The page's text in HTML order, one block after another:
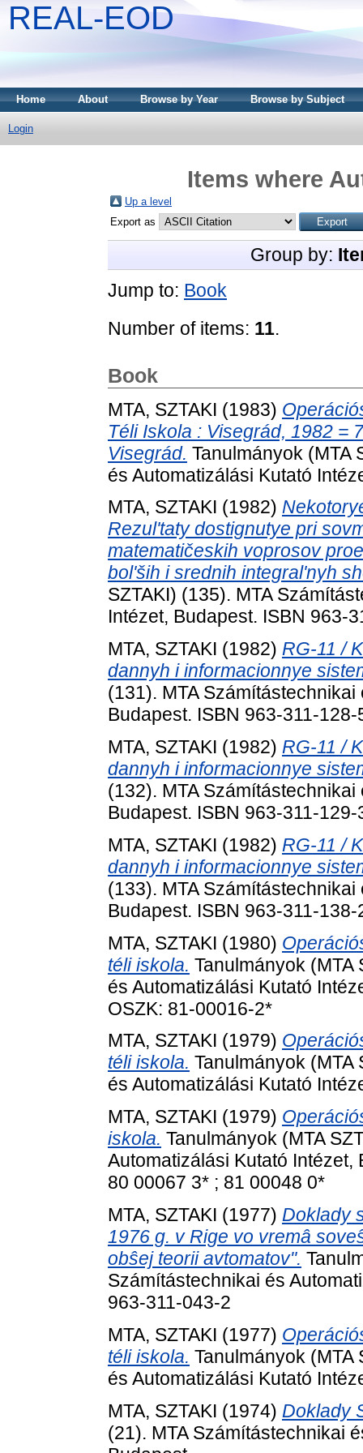
REAL-EOD
Home About Browse by Year Browse by Subject
Login
Items where
Up a level
Export as
Group by:
Jump to: Book
Number of items: 11.
Book
MTA, SZTAKI (1983)
Téli Iskola : Visegrád, 1982 =
Visegrád. Tanulmányok (MTA
és Automatizálási Kutató
MTA, SZTAKI (1982)
Rezulʹtaty dostignutye pri
matematičeskih voprosov
bolʹših i srednih integralʹnyh
SZTAKI) (135). MTA
Intézet, Budapest. ISBN 963-
MTA, SZTAKI (1982) RG-11 /
dannyh i informacionnye
(131). MTA
Budapest. ISBN 963-311-
MTA, SZTAKI (1982) RG-11 /
dannyh i informacionnye
(132). MTA
Budapest. ISBN 963-311-
MTA, SZTAKI (1982) RG-11 /
dannyh i informacionnye
(133). MTA
Budapest. ISBN 963-311-
MTA, SZTAKI (1980)
téli iskola. Tanulmányok (MTA
és Automatizálási Kutató
OSZK: 81-00016-2*
MTA, SZTAKI (1979)
téli iskola. Tanulmányok (MTA
és Automatizálási Kutató
MTA, SZTAKI (1979)
iskola. Tanulmányok (MTA
Automatizálási Kutató Intézet,
80 00067 3* ; 81 00048 0*
MTA, SZTAKI (1977) Doklady
1976 g. v Rige vo vremâ
obŝej teorii avtomatov".
Számítástechnikai és
963-311-043-2
MTA, SZTAKI (1977)
téli iskola. Tanulmányok (MTA
és Automatizálási Kutató
MTA, SZTAKI (1974) Doklady
(21). MTA Számítástechnikai